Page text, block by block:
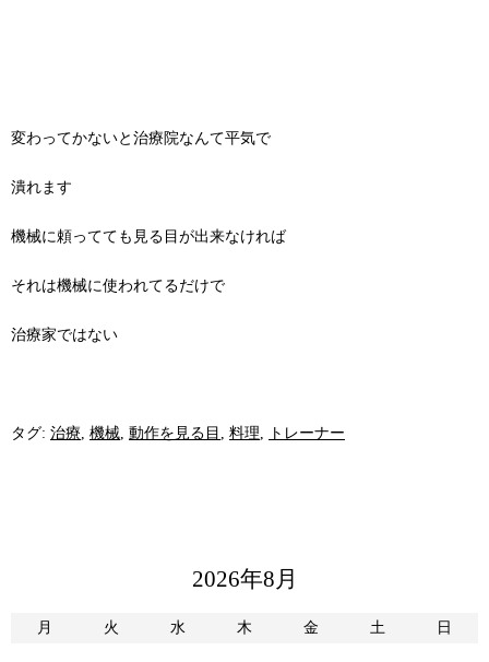
変わってかないと治療院なんて平気で
潰れます
機械に頼ってても見る目が出来なければ
それは機械に使われてるだけで
治療家ではない
タグ: 治療, 機械, 動作を見る目 , 料理, トレーナー
2026年8月
月 火 水 木 金 土 日